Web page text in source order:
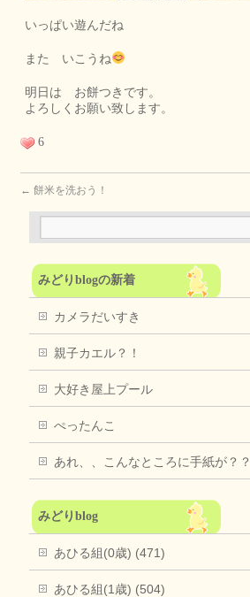
いっぱい遊んだね
また いこうね
明日は お餅つきです。
よろしくお願い致します。
6
← 餅米を洗おう！
みどりblogの新着
カメラだいすき
親子カエル？！
大好き屋上プール
ぺったんこ
あれ、、こんなところに手紙が？？
みどりblog
あひる組(0歳) (471)
あひる組(1歳) (504)